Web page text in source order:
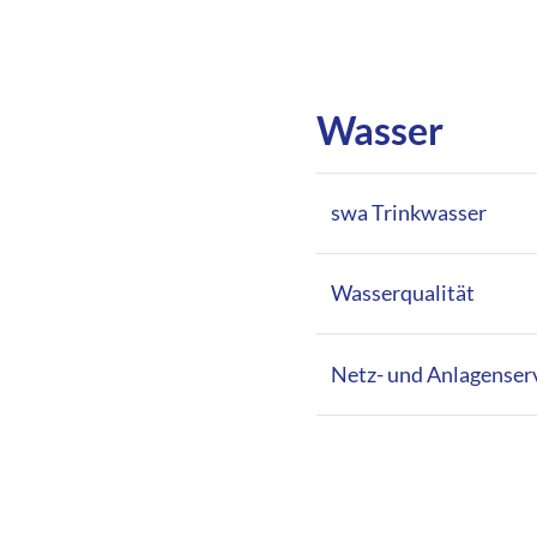
Wasser
swa Trinkwasser
Wasserqualität
Netz- und